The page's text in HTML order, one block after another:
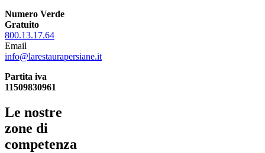
Numero Verde
Gratuito
800.13.17.64
Email
info@larestaurapersiane.it
Partita iva
11509830961
Le nostre
zone di
competenza